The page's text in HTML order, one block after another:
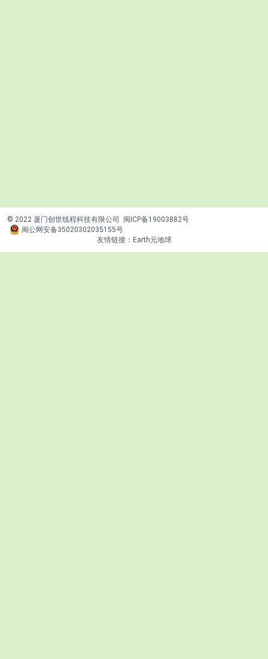
© 2022 厦门创世线程科技有限公司
闽ICP备19003882号
闽公网安备35020302035155号
友情链接： Earth元地球